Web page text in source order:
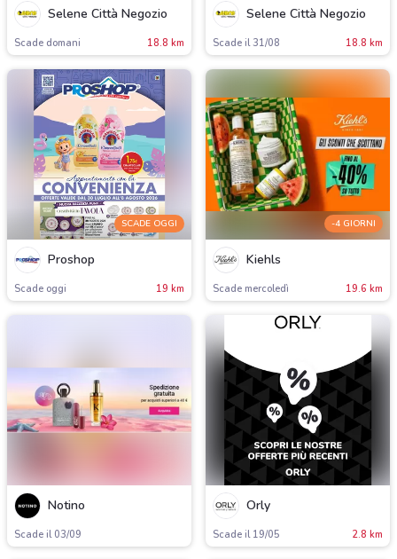
Selene Città Negozio
Scade domani 18.8 km
Selene Città Negozio
Scade il 31/08 18.8 km
SCADE OGGI
Proshop
Scade oggi 19 km
-4 GIORNI
Kiehls
Scade mercoledì 19.6 km
Notino
Scade il 03/09
Orly
Scade il 19/05 2.8 km